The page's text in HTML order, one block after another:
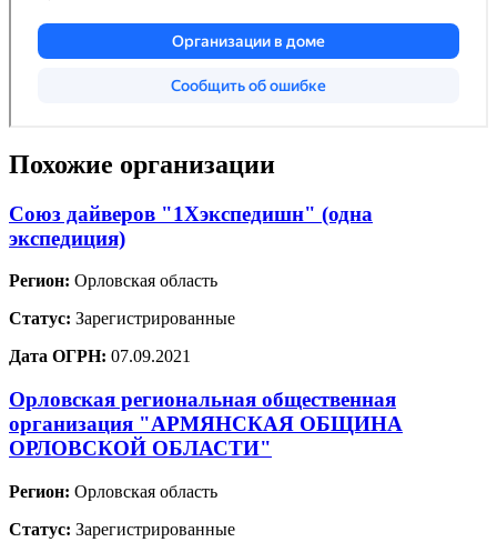
Похожие организации
Союз дайверов "1Хэкспедишн" (одна
экспедиция)
Регион: Орловская область
Статус: Зарегистрированные
Дата ОГРН: 07.09.2021
Орловская региональная общественная
организация "АРМЯНСКАЯ ОБЩИНА
ОРЛОВСКОЙ ОБЛАСТИ"
Регион: Орловская область
Статус: Зарегистрированные